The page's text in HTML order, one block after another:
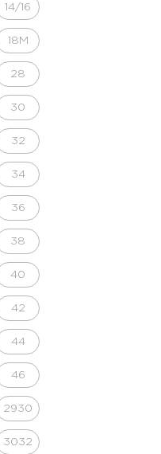
14/16
18M
28
30
32
34
36
38
40
42
44
46
2930
3032